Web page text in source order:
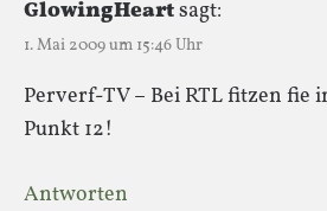
GlowingHeartsagt:
1. Mai 2009 um 15:46 Uhr
Perverf-TV – Bei RTL fitzen fie
Punkt 12!
Antworten